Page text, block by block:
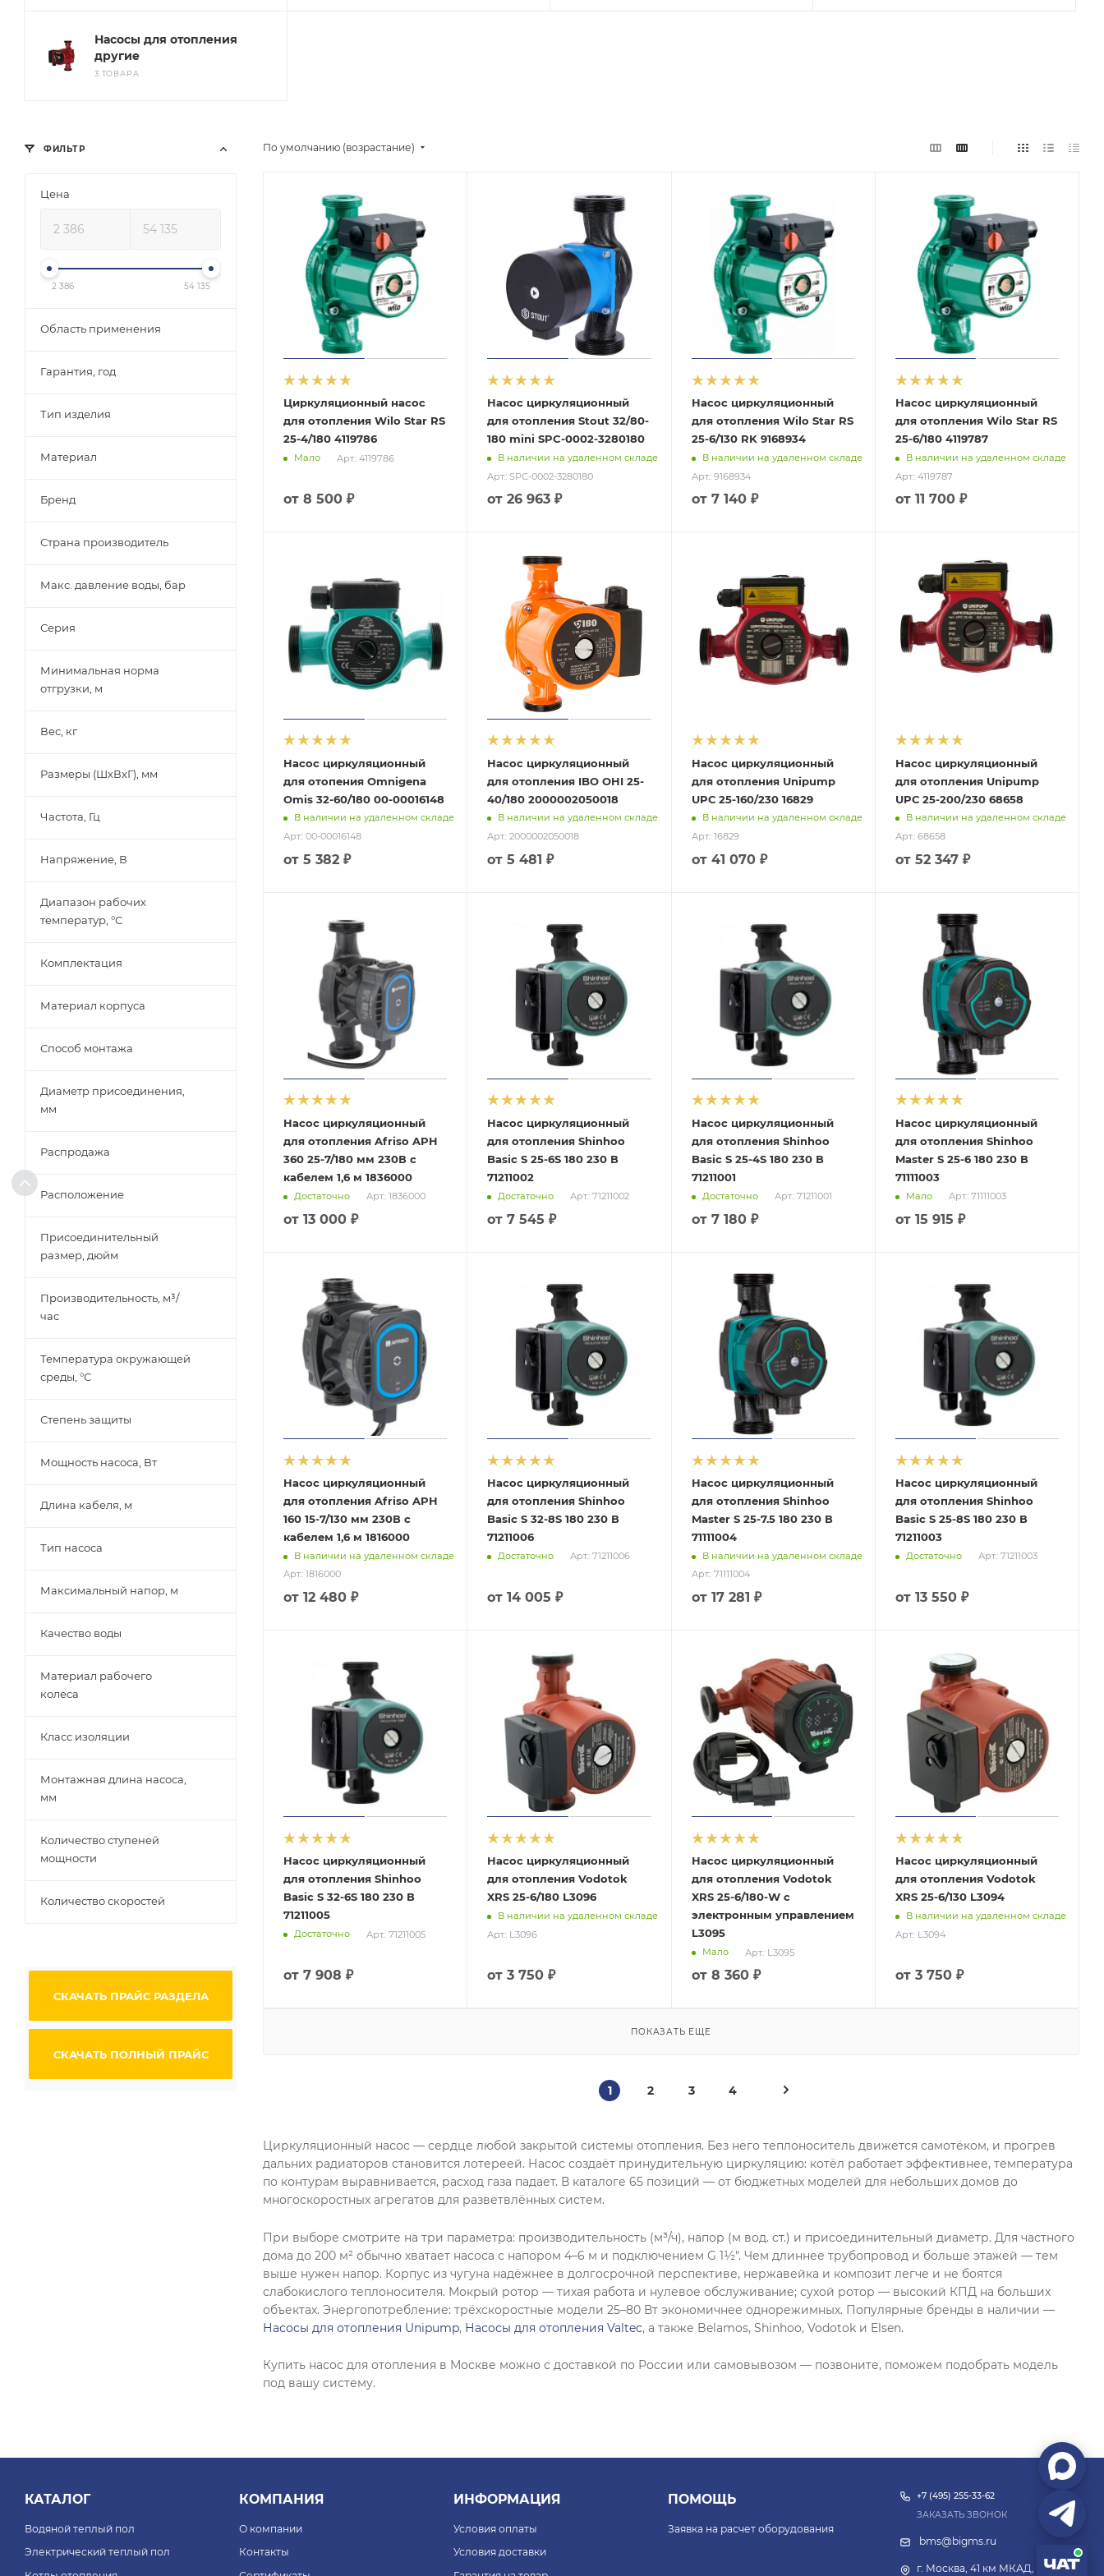
Насосы для отопления
другие
3 ТОВАРА
По умолчанию (возрастание)
Циркуляционный насос
для отопления Wilo Star RS
25-4/180 4119786
Мало Арт.: 4119786
от 8 500 ₽
Насос циркуляционный
для отопления Stout 32/80-
180 mini SPC-0002-3280180
В наличии на удаленном складе
Арт.: SPC-0002-3280180
от26 963 ₽
Насос циркуляционный
для отопления Wilo Star RS
25-6/130 RK 9168934
В наличии на удаленном складе
Арт.: 9168934
от 7 140 ₽
Насос циркуляционный
для отопления Wilo Star RS
25-6/180 4119787
В наличии на удаленном складе
Арт.: 4119787
от 11 700 ₽
Насос циркуляционный
для отопения Omnigena
Omis 32-60/180 00-00016148
В наличии на удаленном складе
Арт.: 00-00016148
от 5 382 ₽
Насос циркуляционный
для отопления IBO OHI 25-
40/180 2000002050018
В наличии на удаленном складе
Арт.: 2000002050018
от5 481 ₽
Насос циркуляционный
для отопления Unipump
UPС 25-160/230 16829
В наличии на удаленном складе
Арт.: 16829
от 41 070 ₽
Насос циркуляционный
для отопления Unipump
UPС 25-200/230 68658
В наличии на удаленном складе
Арт.: 68658
от 52 347 ₽
Насос циркуляционный
для отопления Afriso APH
360 25-7/180 мм 230В с
кабелем 1,6 м 1836000
Достаточно Арт.: 1836000
от 13 000 ₽
Насос циркуляционный
для отопления Shinhoo
Basic S 25-6S 180 230 В
71211002
Достаточно Арт.: 71211002
от7 545 ₽
Насос циркуляционный
для отопления Shinhoo
Basic S 25-4S 180 230 В
71211001
Достаточно Арт.: 71211001
от 7 180 ₽
Насос циркуляционный
для отопления Shinhoo
Master S 25-6 180 230 В
71111003
Мало Арт.: 71111003
от 15 915 ₽
Насос циркуляционный
для отопления Afriso APH
160 15-7/130 мм 230В с
кабелем 1,6 м 1816000
В наличии на удаленном складе
Арт.: 1816000
от 12 480 ₽
Насос циркуляционный
для отопления Shinhoo
Basic S 32-8S 180 230 В
71211006
Достаточно Арт.: 71211006
от14 005 ₽
Насос циркуляционный
для отопления Shinhoo
Master S 25-7.5 180 230 В
71111004
В наличии на удаленном складе
Арт.: 71111004
от 17 281 ₽
Насос циркуляционный
для отопления Shinhoo
Basic S 25-8S 180 230 В
71211003
Достаточно Арт.: 71211003
от 13 550 ₽
Насос циркуляционный
для отопления Shinhoo
Basic S 32-6S 180 230 В
71211005
Достаточно Арт.: 71211005
от 7 908 ₽
Насос циркуляционный
для отопления Vodotok
XRS 25-6/180 L3096
В наличии на удаленном складе
Арт.: L3096
от3 750 ₽
Насос циркуляционный
для отопления Vodotok
XRS 25-6/180-W с
электронным управлением
L3095
Мало Арт.: L3095
от 8 360 ₽
Насос циркуляционный
для отопления Vodotok
XRS 25-6/130 L3094
В наличии на удаленном складе
Арт.: L3094
от 3 750 ₽
ПОКАЗАТЬ ЕЩЕ
1 2 3 4
Циркуляционный насос — сердце любой закрытой системы отопления. Без него теплоноситель движется самотёком, и прогрев
дальних радиаторов становится лотереей. Насос создаёт принудительную циркуляцию: котёл работает эффективнее, температура
по контурам выравнивается, расход газа падает. В каталоге 65 позиций — от бюджетных моделей для небольших домов до
многоскоростных агрегатов для разветвлённых систем.
При выборе смотрите на три параметра: производительность (м³/ч), напор (м вод. ст.) и присоединительный диаметр. Для частного
дома до 200 м² обычно хватает насоса с напором 4–6 м и подключением G 1½". Чем длиннее трубопровод и больше этажей — тем
выше нужен напор. Корпус из чугуна надёжнее в долгосрочной перспективе, нержавейка и композит легче и не боятся
слабокислого теплоносителя. Мокрый ротор — тихая работа и нулевое обслуживание; сухой ротор — высокий КПД на больших
объектах. Энергопотребление: трёхскоростные модели 25–80 Вт экономичнее однорежимных. Популярные бренды в наличии —
Насосы для отопления Unipump, Насосы для отопления Valtec, а также Belamos, Shinhoo, Vodotok и Elsen.
Купить насос для отопления в Москве можно с доставкой по России или самовывозом — позвоните, поможем подобрать модель
под вашу систему.
ФИЛЬТР
Цена
2 386 54 135
Область применения
Гарантия, год
Тип изделия
Материал
Бренд
Страна производитель
Макс. давление воды, бар
Серия
Минимальная норма
отгрузки, м
Вес, кг
Размеры (ШхВхГ), мм
Частота, Гц
Напряжение, В
Диапазон рабочих
температур, °С
Комплектация
Материал корпуса
Способ монтажа
Диаметр присоединения,
мм
Распродажа
Расположение
Присоединительный
размер, дюйм
Производительность, м³/
час
Температура окружающей
среды, °С
Степень защиты
Мощность насоса, Вт
Длина кабеля, м
Тип насоса
Максимальный напор, м
Качество воды
Материал рабочего
колеса
Класс изоляции
Монтажная длина насоса,
мм
Количество ступеней
мощности
Количество скоростей
СКАЧАТЬ ПРАЙС РАЗДЕЛА
СКАЧАТЬ ПОЛНЫЙ ПРАЙС
КАТАЛОГ
Водяной теплый пол
Электрический теплый пол
КОМПАНИЯ
О компании
Контакты
ИНФОРМАЦИЯ
Условия оплаты
Условия доставки
ПОМОЩЬ
Заявка на расчет оборудования
+7 (495) 255-33-62
ЗАКАЗАТЬ ЗВОНОК
bms@bigms.ru
г. Москва, 41 км МКАД, 4с14